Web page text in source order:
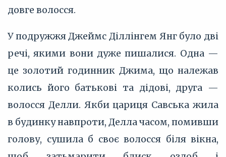
довге волосся.
У подружжя Джеймс Діллінгем Янг було дві
речі, якими вони дуже пишалися. Одна —
це золотий годинник Джима, що належав
колись його батькові та дідові, друга —
волосся Делли. Якби цариця Савська жила
в будинку навпроти, Делла часом, помивши
голову, сушила б своє волосся біля вікна,